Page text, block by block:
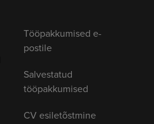
Tööpakkumised e-
postile
Salvestatud
tööpakkumised
CV esiletõstmine